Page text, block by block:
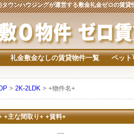
ウンハウジングが運営する敷金礼金ゼロの賃貸
礼金敷金なしの賃貸物件一覧 ペット
> 2K-2LDK > +物件名+
+主な間取り+ +賃料+